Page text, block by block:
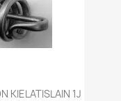
KIELATISLAIN 1J